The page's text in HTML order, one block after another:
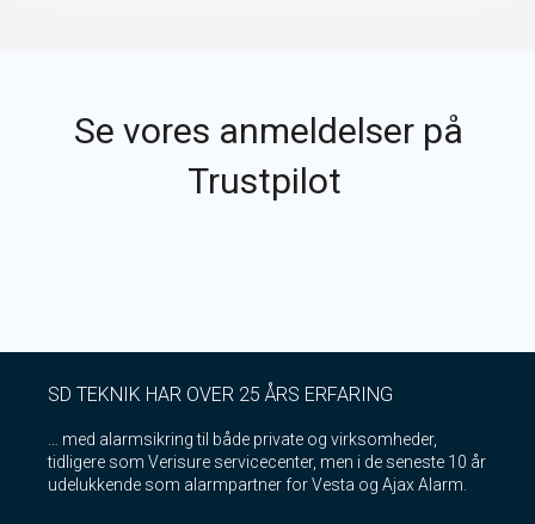
Se vores anmeldelser på
Trustpilot
SD TEKNIK HAR OVER 25 ÅRS ERFARING
… med alarmsikring til både private og virksomheder,
tidligere som Verisure servicecenter, men i de seneste 10 år
udelukkende som alarmpartner for Vesta og Ajax Alarm.